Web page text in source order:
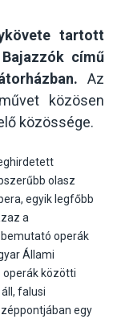
tartott
című
Az
közösen
közössége.
olasz
egyik legfőbb
a
operák
Állami
operák közötti
falusi
egy